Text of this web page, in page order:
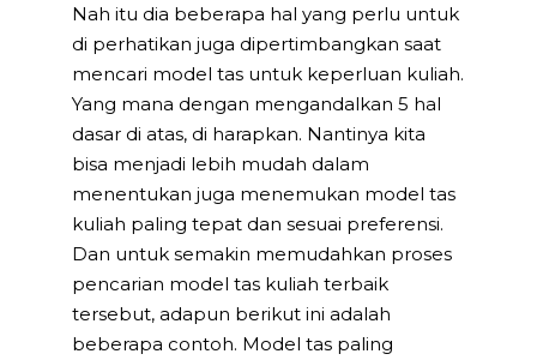
Nah itu dia beberapa hal yang perlu untuk
di perhatikan juga dipertimbangkan saat
mencari model tas untuk keperluan kuliah.
Yang mana dengan mengandalkan 5 hal
dasar di atas, di harapkan. Nantinya kita
bisa menjadi lebih mudah dalam
menentukan juga menemukan model tas
kuliah paling tepat dan sesuai preferensi.
Dan untuk semakin memudahkan proses
pencarian model tas kuliah terbaik
tersebut, adapun berikut ini adalah
beberapa contoh. Model tas paling